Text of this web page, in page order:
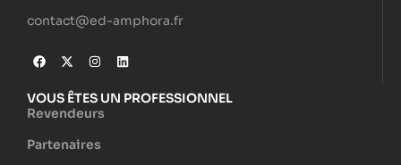
contact@ed-amphora.fr
VOUS ÊTES UN PROFESSIONNEL
Revendeurs
Partenaires